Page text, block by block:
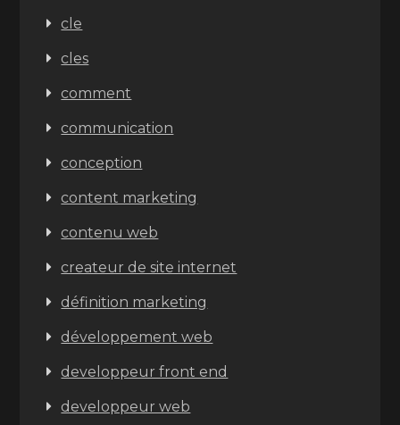
cle
cles
comment
communication
conception
content marketing
contenu web
createur de site internet
définition marketing
développement web
developpeur front end
developpeur web